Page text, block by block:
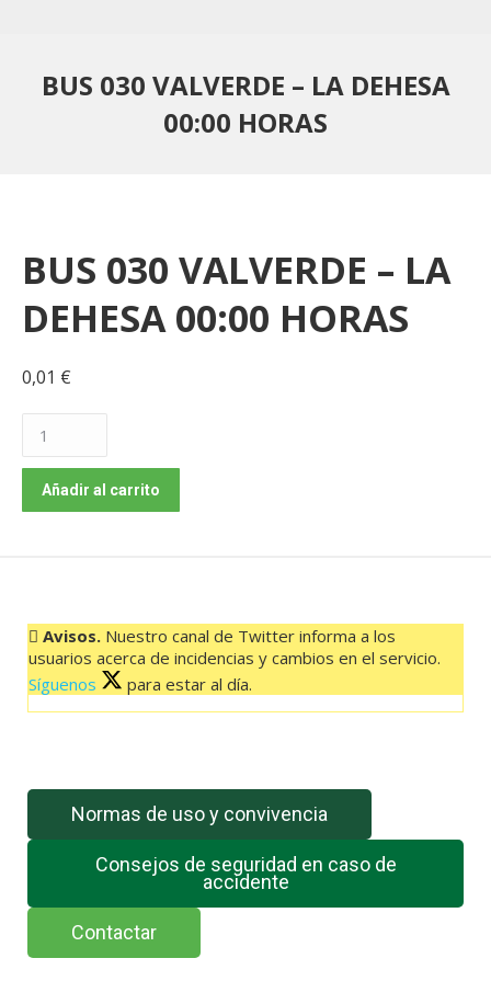
BUS 030 VALVERDE – LA DEHESA
00:00 HORAS
BUS 030 VALVERDE – LA
DEHESA 00:00 HORAS
0,01 €
BUS
030
VALVERDE
–
cantidad
Añadir al carrito
Avisos. Nuestro canal de Twitter informa a los
usuarios acerca de incidencias y cambios en el servicio.
Síguenos
para estar al día.
El feed de Twitter no está disponible en este momento.
Normas de uso y convivencia
Consejos de seguridad en caso de
accidente
Contactar